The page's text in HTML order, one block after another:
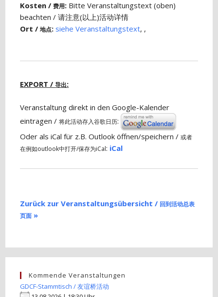
Kosten /费用: Bitte Veranstaltungstext (oben)
beachten / 请注意(以上)活动详情
Ort /地点: siehe Veranstaltungstext, ,
EXPORT /导出:
Veranstaltung direkt in den Google-Kalender
eintragen /将此活动存入谷歌日历:
Oder als iCal für z.B. Outlook öffnen/speichern /或者
在例如outlook中打开/保存为iCal: iCal
Zurück zur Veranstaltungsübersicht / 回到活动总表
页面 »
Kommende Veranstaltungen
GDCF-Stammtisch / 友谊桥活动